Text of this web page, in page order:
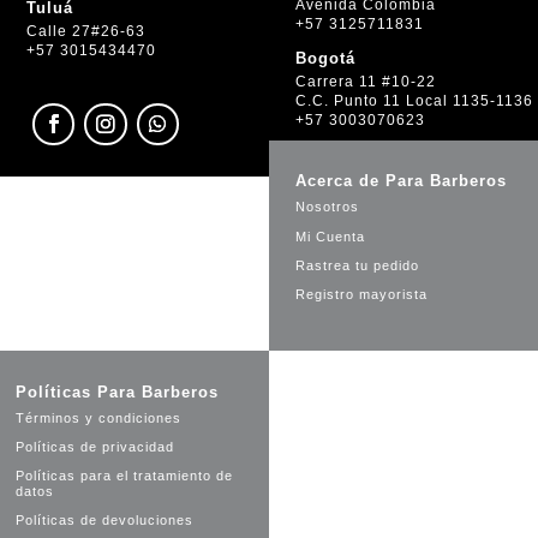
Tuluá
Calle 27#26-63
+57 3015434470
Avenida Colombia
+57 3125711831
Bogotá
Carrera 11 #10-22
C.C. Punto 11 Local 1135-1136
+57 3003070623
Acerca de Para Barberos
Nosotros
Mi Cuenta
Rastrea tu pedido
Registro mayorista
Políticas Para Barberos
Términos y condiciones
Políticas de privacidad
Políticas para el tratamiento de
datos
Políticas de devoluciones